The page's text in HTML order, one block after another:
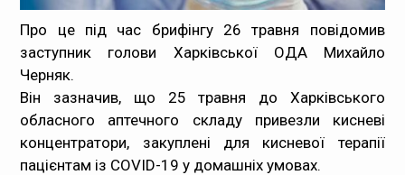
Контакти
Карта сайта
Про це під час брифінгу 26 травня повідомив
заступник голови Харківської ОДА Михайло
Черняк.
Він зазначив, що 25 травня до Харківського
обласного аптечного складу привезли кисневі
концентратори, закуплені для кисневої терапії
пацієнтам із COVID-19 у домашніх умовах.